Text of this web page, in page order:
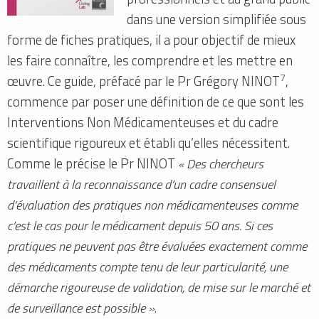
dans une version simplifiée sous
forme de fiches pratiques, il a pour objectif de mieux
les faire connaître, les comprendre et les mettre en
œuvre. Ce guide, préfacé par le Pr Grégory NINOT7,
commence par poser une définition de ce que sont les
Interventions Non Médicamenteuses et du cadre
scientifique rigoureux et établi qu’elles nécessitent.
Comme le précise le Pr NINOT « Des chercheurs
travaillent à la reconnaissance d’un cadre consensuel
d’évaluation des pratiques non médicamenteuses comme
c’est le cas pour le médicament depuis 50 ans. Si ces
pratiques ne peuvent pas être évaluées exactement comme
des médicaments compte tenu de leur particularité, une
démarche rigoureuse de validation, de mise sur le marché et
de surveillance est possible ».